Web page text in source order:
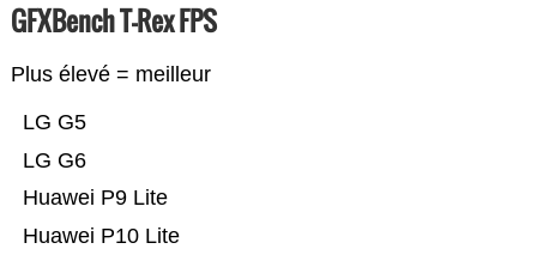
GFXBench T-Rex FPS
Plus élevé = meilleur
Huawei P10 Lite
Huawei P9 Lite
LG G6
LG G5